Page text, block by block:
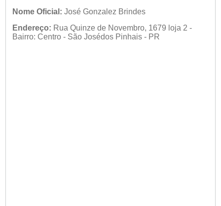
Nome Oficial: José Gonzalez Brindes
Endereço: Rua Quinze de Novembro, 1679 loja 2 -
Bairro: Centro - São Josédos Pinhais - PR